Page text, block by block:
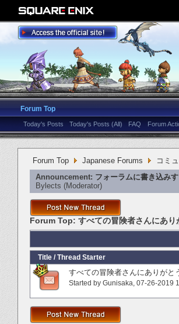
Forum Top
Today's Posts Today's Posts (All) FAQ Forum
Forum Top Japanese Forums コミ
Announcement: フォーラムに書き込み
Bylects ‎(Moderator)
Forum Top: すべての冒険者さんにあ
Title / Thread Starter
すべての冒険者さんにありがと
Started by Gunisaka‎, 07-26-2019